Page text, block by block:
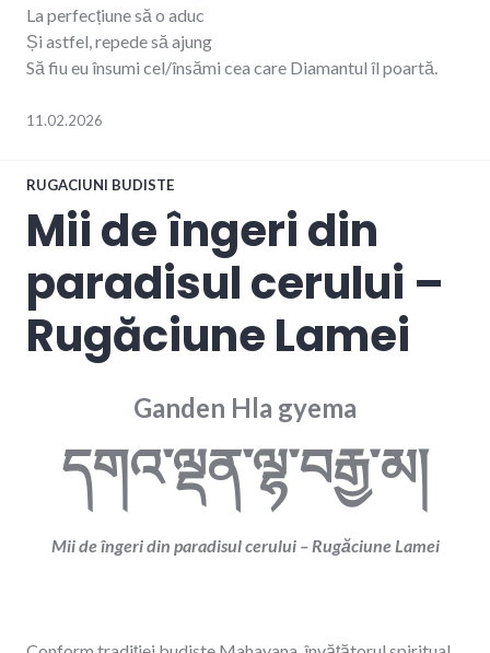
La perfecțiune să o aduc
Și astfel, repede să ajung
Să fiu eu însumi cel/însămi cea care Diamantul îl poartă.
11.02.2026
RUGACIUNI BUDISTE
Mii de îngeri din
paradisul cerului –
Rugăciune Lamei
Ganden Hla gyema
དགའ་ལྡན་ལྷ་བརྒྱ་མ།
Mii de îngeri din paradisul cerului – Rugăciune Lamei